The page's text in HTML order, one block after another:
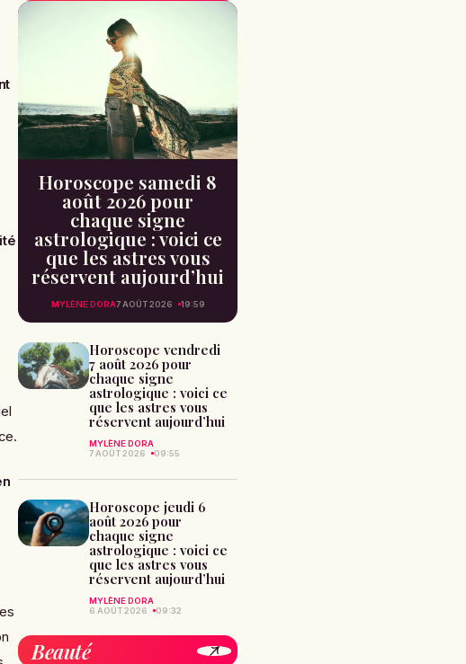
Horoscope samedi 8
août 2026 pour
chaque signe
astrologique : voici ce
que les astres vous
réservent aujourd’hui
MYLÈNE DORA7 AOÛT 2026 19:59
Horoscope vendredi
7 août 2026 pour
chaque signe
astrologique : voici ce
que les astres vous
réservent aujourd’hui
MYLÈNE DORA
7 AOÛT 2026
09:55
Horoscope jeudi 6
août 2026 pour
chaque signe
astrologique : voici ce
que les astres vous
réservent aujourd’hui
MYLÈNE DORA
6 AOÛT 2026
09:32
Beauté